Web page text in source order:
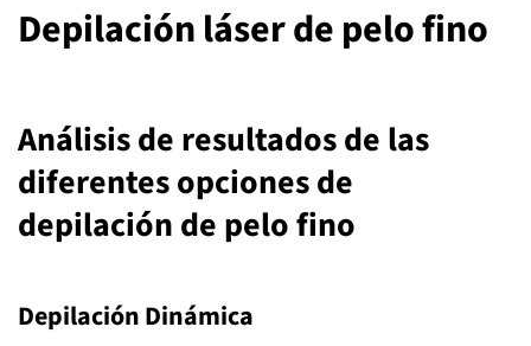
Depilación láser de pelo fino
Análisis de resultados de las
diferentes opciones de
depilación de pelo fino
Depilación Dinámica